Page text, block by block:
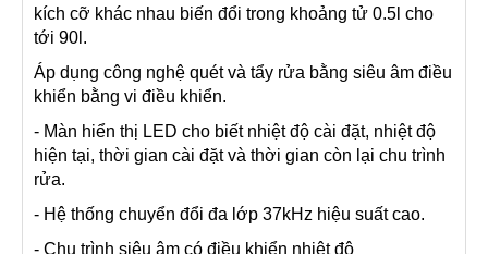
kích cỡ khác nhau biến đổi trong khoảng tử 0.5l cho
tới 90l.
Áp dụng công nghệ quét và tẩy rửa bằng siêu âm điều
khiển bằng vi điều khiển.
- Màn hiển thị LED cho biết nhiệt độ cài đặt, nhiệt độ
hiện tại, thời gian cài đặt và thời gian còn lại chu trình
rửa.
- Hệ thống chuyển đổi đa lớp 37kHz hiệu suất cao.
- Chu trình siêu âm có điều khiển nhiệt độ